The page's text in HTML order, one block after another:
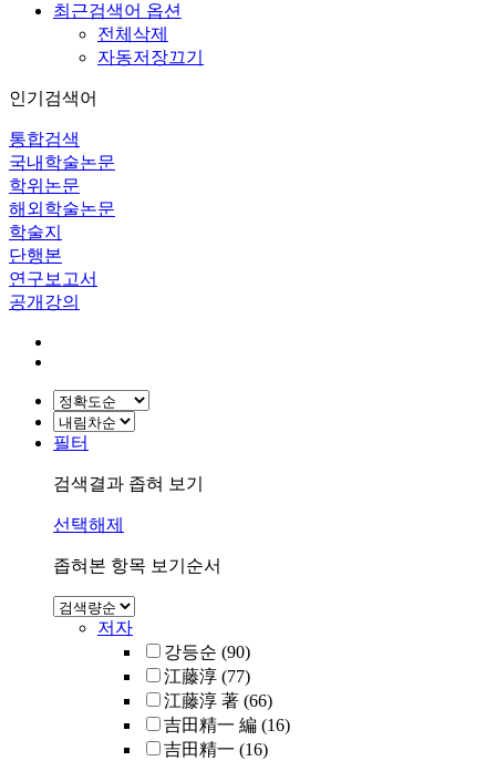
최근검색어 옵션
전체삭제
자동저장끄기
인기검색어
통합검색
국내학술논문
학위논문
해외학술논문
학술지
단행본
연구보고서
공개강의
필터
검색결과 좁혀 보기
선택해제
좁혀본 항목 보기순서
저자
강등순 (90)
江藤淳 (77)
江藤淳 著 (66)
吉田精一 編 (16)
吉田精一 (16)